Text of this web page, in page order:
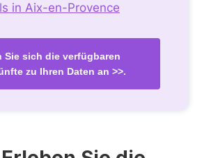
in Aix-en-Provence
Sie sich die verfügbaren
zu Ihren Daten an >>.